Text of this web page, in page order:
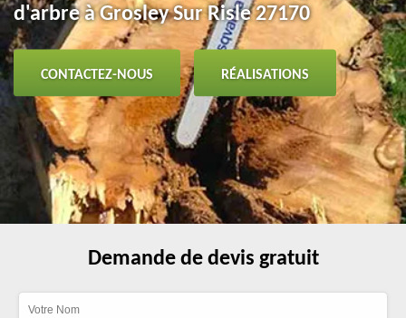
d'arbre à Grosley Sur Risle 27170
CONTACTEZ-NOUS RÉALISATIONS
Demande de devis gratuit